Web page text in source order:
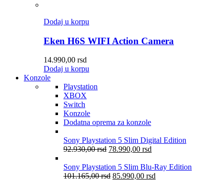
Dodaj u korpu
Eken H6S WIFI Action Camera
14.990,00 rsd
Dodaj u korpu
Konzole
Playstation
XBOX
Switch
Konzole
Dodatna oprema za konzole
Sony Playstation 5 Slim Digital Edition
92.930,00rsd 78.990,00 rsd
Sony Playstation 5 Slim Blu-Ray Edition
101.165,00rsd 85.990,00 rsd